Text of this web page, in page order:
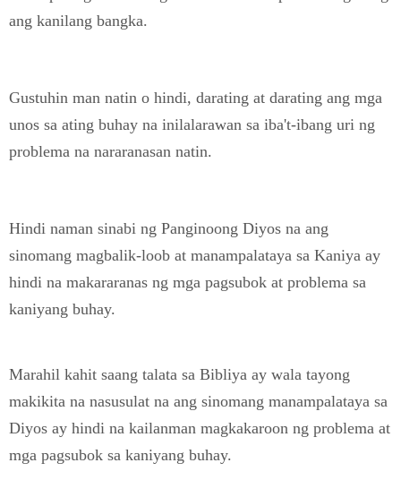
ang kanilang bangka.
Gustuhin man natin o hindi, darating at darating ang mga
unos sa ating buhay na inilalarawan sa iba't-ibang uri ng
problema na nararanasan natin.
Hindi naman sinabi ng Panginoong Diyos na ang
sinomang magbalik-loob at manampalataya sa Kaniya ay
hindi na makararanas ng mga pagsubok at problema sa
kaniyang buhay.
Marahil kahit saang talata sa Bibliya ay wala tayong
makikita na nasusulat na ang sinomang manampalataya sa
Diyos ay hindi na kailanman magkakaroon ng problema at
mga pagsubok sa kaniyang buhay.